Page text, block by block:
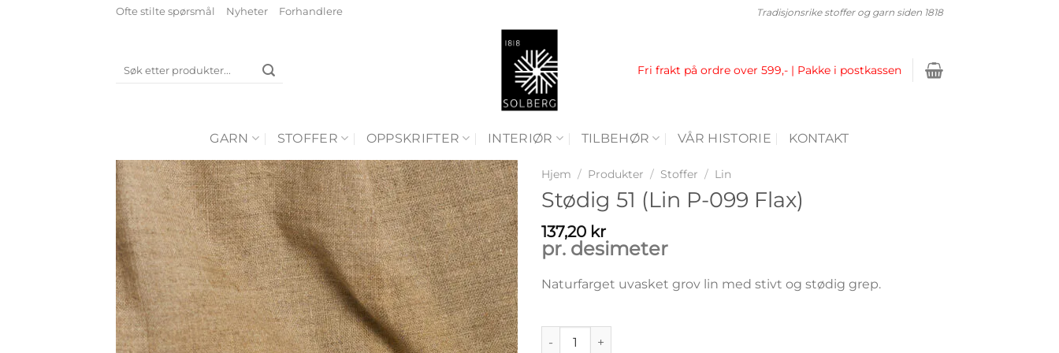
Ofte stilte spørsmål Nyheter Forhandlere Tradisjonsrike stoffer og garn siden 1818
etter:
Fri frakt på ordre over 599,- | Pakke i postkassen
GARN STOFFER OPPSKRIFTER INTERIØR TILBEHØR VÅR HISTORIE KONTAKT
Hjem / Produkter / Stoffer / Lin
Stødig 51 (Lin P-099 Flax)
137,20 kr
pr. desimeter
Naturfarget uvasket grov lin med stivt og stødig grep.
Stødig 51 (Lin P-099 Flax) antall